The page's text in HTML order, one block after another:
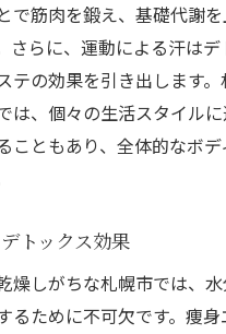
で筋肉を鍛え、基礎代謝
さらに、運動による汗は
テの効果を引き出します
は、個々の生活スタイル
こともあり、全体的なボ
トックス効果
燥しがちな札幌市では、
るために不可欠です。痩